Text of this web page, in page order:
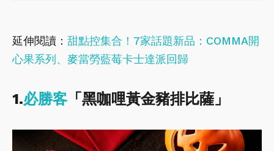
延伸閱讀： 甜點控集合！7家話題新品：COMMA開
心果系列、麥當勞藍莓卡士達派回歸
1.必勝客「黑咖哩黃金豬排比薩」